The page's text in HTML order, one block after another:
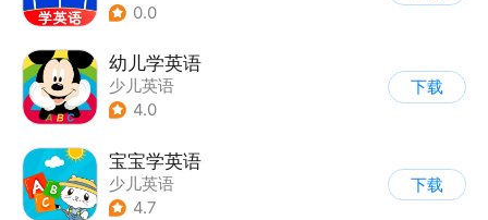
0.0
幼儿学英语
少儿英语
4.0
下载
宝宝学英语
少儿英语
4.7
下载